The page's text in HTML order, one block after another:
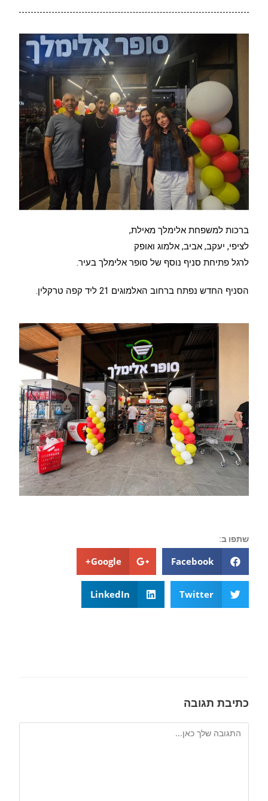
ברכות למשפחת אלימלך מאילת,
לציפי, יעקב, אביב, אלמוג ואופק
לרגל פתיחת סניף נוסף של סופר אלימלך בעיר.
הסניף החדש נפתח ברחוב האלמוגים 21 ליד קפה טרקלין.
שתפו ב:
Facebook
Google+
Twitter
LinkedIn
כתיבת תגובה